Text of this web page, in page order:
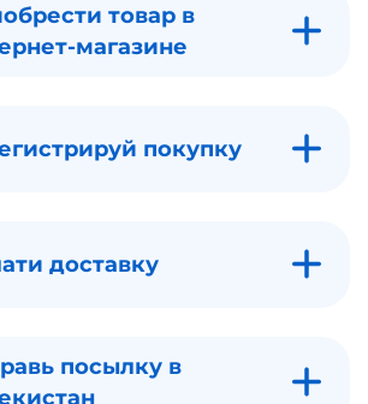
товар в
магазине
покупку
доставку
посылку в